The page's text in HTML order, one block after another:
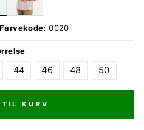
Farvekode: 0020
44 46 48 50
KURV